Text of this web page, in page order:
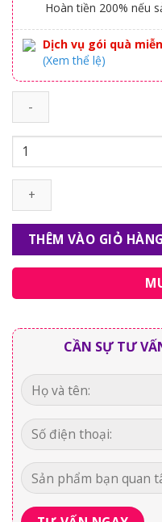
Hoàn tiền 200% nếu
Dịch vụ gói quà
(Xem thể lệ)
Kissing
Juicy
Kiss
Đào
số
lượng
THÊM VÀO GIỎ HÀNG
CẦN SỰ TƯ